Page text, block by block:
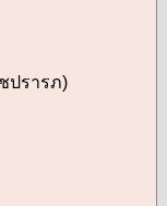
ปรารภ)